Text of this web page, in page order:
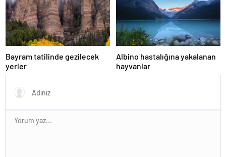
Bayram tatilinde gezilecek
yerler
Albino hastalığına yakalanan
hayvanlar